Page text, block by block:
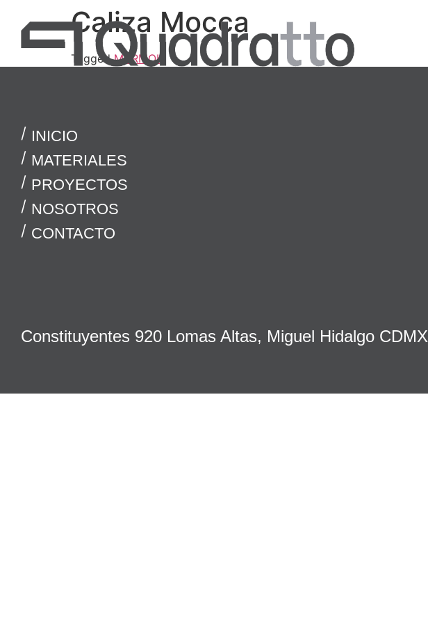
Caliza Mocca
TaggedMARMOL
INICIO
MATERIALES
PROYECTOS
NOSOTROS
CONTACTO
Constituyentes 920 Lomas Altas, Miguel Hidalgo CDMX